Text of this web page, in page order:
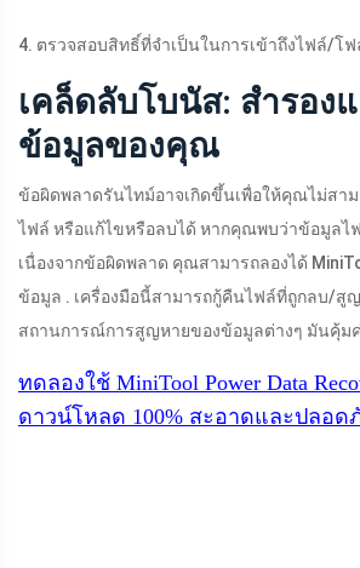
4. ตรวจสอบสิทธิ์ที่จำเป็นในการเข้าถึงไฟล์/โฟ
เคล็ดลับโบนัส: สำรอง
ข้อมูลของคุณ
ข้อผิดพลาดรันไทม์อาจเกิดขึ้นเพื่อให้คุณไม่สา
ไฟล์ หรือแก้ไขหรือลบได้ หากคุณพบว่าข้อมูล
เนื่องจากข้อผิดพลาด คุณสามารถลองได้
ข้อมูล . เครื่องมือนี้สามารถกู้คืนไฟล์ที่ถูกลบ/สู
สถานการณ์การสูญหายของข้อมูลต่างๆ มันคุ้ม
ทดลองใช้ MiniTool Power Data
ดาวน์โหลด 100% สะอาดและปลอด